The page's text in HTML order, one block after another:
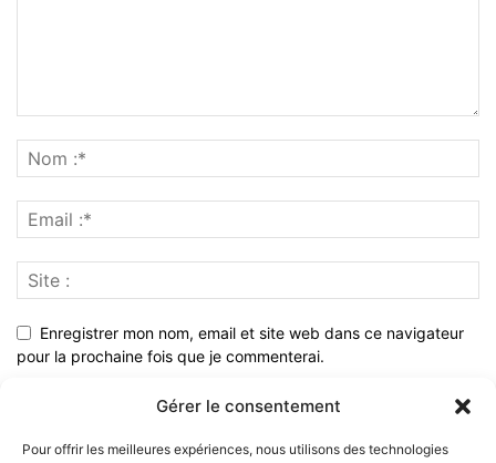
Gérer le consentement
Pour offrir les meilleures expériences, nous utilisons des technologies
Enregistrer mon nom, email et site web dans ce navigateur
pour la prochaine fois que je commenterai.